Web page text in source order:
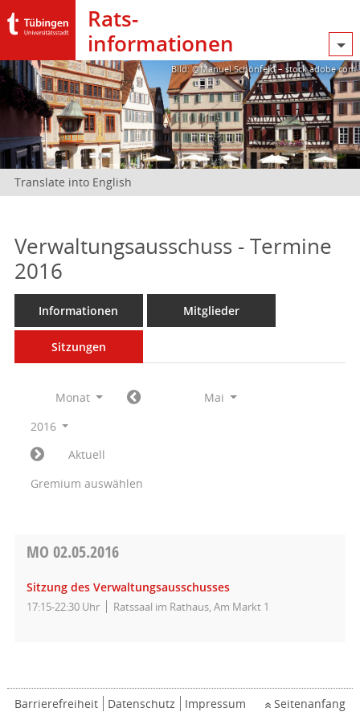
Rats­
informationen
Bild: @Manuel Schönfeld – stock.adobe.com
Translate into English
Verwaltungsausschuss - Termine
2016
Informationen Mitglieder
Sitzungen
Monat
Mai
2016
Aktuell
Gremium auswählen
MO 02.05.2016
Sitzung des Verwaltungsausschusses
17:15-22:30 Uhr Ratssaal im Rathaus, Am Markt 1
Barrierefreiheit Datenschutz Impressum Seitenanfang